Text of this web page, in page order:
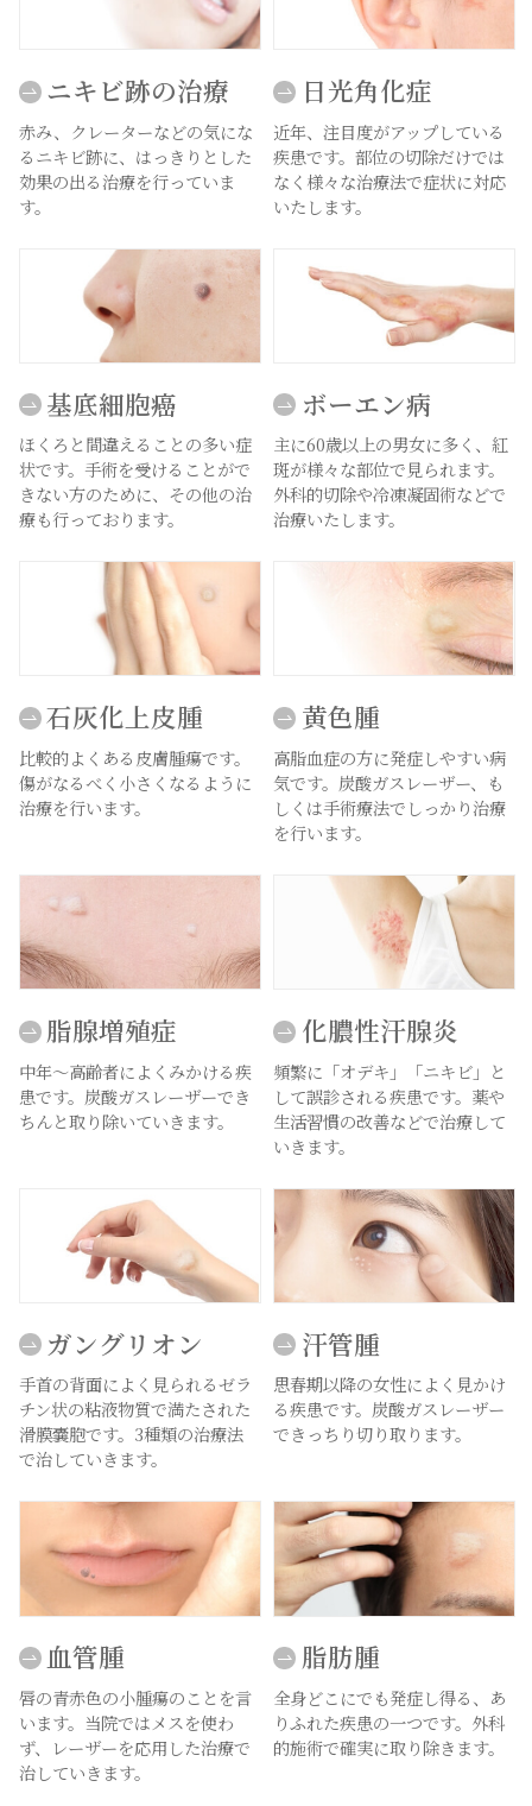
ニキビ跡の治療
赤み、クレーターなどの気にな
るニキビ跡に、はっきりとした
効果の出る治療を行っていま
す。
日光角化症
近年、注目度がアップしている
疾患です。部位の切除だけでは
なく様々な治療法で症状に対応
いたします。
基底細胞癌
ほくろと間違えることの多い症
状です。手術を受けることがで
きない方のために、その他の治
療も行っております。
ボーエン病
主に60歳以上の男女に多く、紅
斑が様々な部位で見られます。
外科的切除や冷凍凝固術などで
治療いたします。
石灰化上皮腫
比較的よくある皮膚腫瘍です。
傷がなるべく小さくなるように
治療を行います。
黄色腫
高脂血症の方に発症しやすい病
気です。炭酸ガスレーザー、も
しくは手術療法でしっかり治療
を行います。
脂腺増殖症
中年～高齢者によくみかける疾
患です。炭酸ガスレーザーでき
ちんと取り除いていきます。
化膿性汗腺炎
頻繁に「オデキ」「ニキビ」と
して誤診される疾患です。薬や
生活習慣の改善などで治療して
いきます。
ガングリオン
手首の背面によく見られるゼラ
チン状の粘液物質で満たされた
滑膜嚢胞です。3種類の治療法
で治していきます。
汗管腫
思春期以降の女性によく見かけ
る疾患です。炭酸ガスレーザー
できっちり切り取ります。
血管腫
唇の青赤色の小腫瘍のことを言
います。当院ではメスを使わ
ず、レーザーを応用した治療で
治していきます。
脂肪腫
全身どこにでも発症し得る、あ
りふれた疾患の一つです。外科
的施術で確実に取り除きます。